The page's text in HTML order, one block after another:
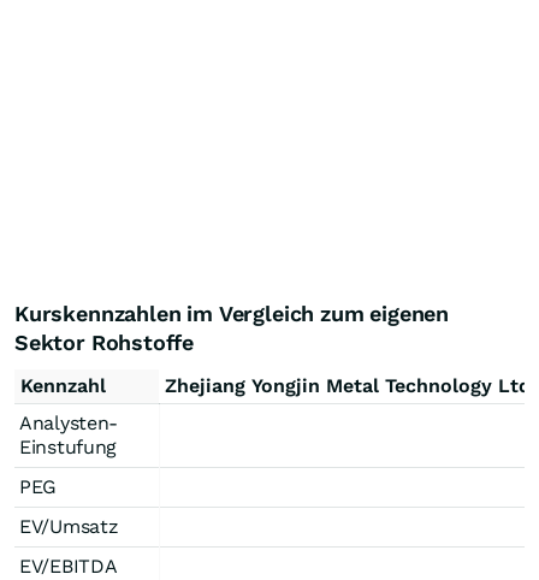
Kurskennzahlen im Vergleich zum eigenen
Sektor Rohstoffe
Kennzahl
Zhejiang Yongjin Metal Technology
Analysten-
Einstufung
PEG
EV/Umsatz
EV/EBITDA